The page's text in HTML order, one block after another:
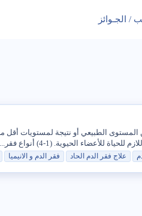
/ الجـوائز
الطبيعي أو نتيجة لمستويات
الحيوية. (1-4) أنواع فقر...
علاج فقر الدم الحاد فقر الدم و الانيميا